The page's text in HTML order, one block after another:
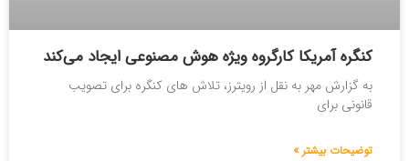
کنگره آمریکا کارگروه ویژه هوش مصنوعی ایجاد می‌کند
به گزارش مهر به نقل از رویترز، تلاش های کنگره برای تصویب
قانونی برای
توضیحات بیشتر »